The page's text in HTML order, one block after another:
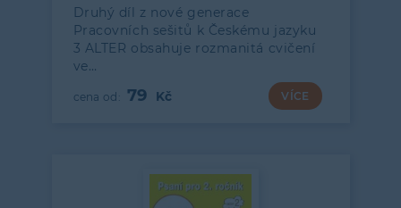
Druhý díl z nové generace
Pracovních sešitů k Českému jazyku
3 ALTER obsahuje rozmanitá cvičení
ve…
79 VÍCE